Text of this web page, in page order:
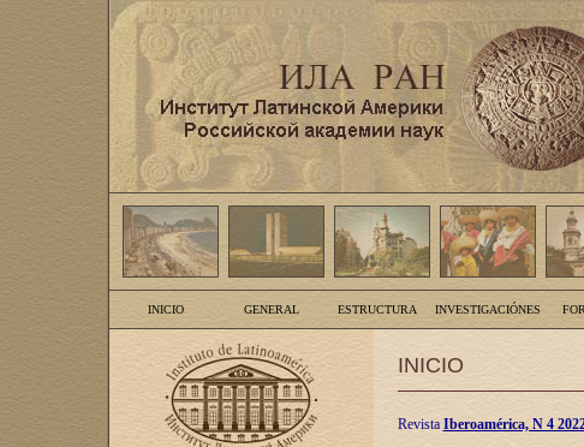
INICIO GENERAL ESTRUCTURA INVESTIGACIÓNES
INICIO
Revista Iberoamérica, N 4